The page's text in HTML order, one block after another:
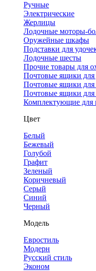
Ручные
Электрические
Жерлицы
Лодочные моторы-
Оружейные шкафы
Подставки для
Лодочные шесты
Прочие товары для
Почтовые ящики для
Почтовые ящики для
Почтовые ящики для
Комплектующие для
Цвет
Белый
Бежевый
Голубой
Графит
Зеленый
Коричневый
Серый
Синий
Черный
Модель
Евростиль
Модерн
Русский стиль
Эконом